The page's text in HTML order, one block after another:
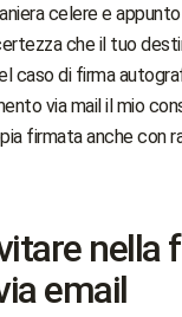
celere e
che il tuo
caso di firma
via mail il mio
firmata anche con
nella
email